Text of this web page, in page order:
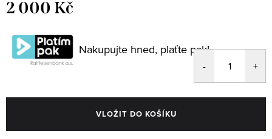
2 000 Kč
cena:
Nakupujte hned, plaťte pak!
VLOŽIT DO KOŠÍKU